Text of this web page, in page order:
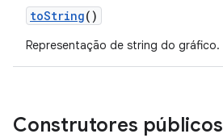
toString()
Representação de string do gráfico.
Construtores públicos